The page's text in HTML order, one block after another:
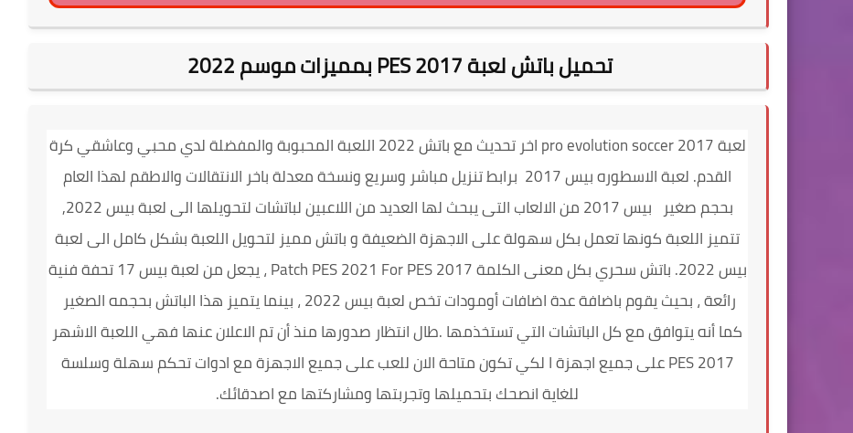
تحميل باتش لعبة PES 2017 بمميزات موسم 2022
لعبة pro evolution soccer 2017 اخر تحديث مع باتش 2022 اللعبة المحبوبة والمفضلة لدي محبي وعاشقي كرة
القدم. لعبة الاسطوره بيس 2017 برابط تنزيل مباشر وسريع ونسخة معدلة باخر الانتقالات والاطقم لهذا العام
بحجم صغير بيس 2017 من الالعاب التى يبحث لها العديد من اللاعبين لباتشات لتحويلها الى لعبة بيس 2022,
تتميز اللعبة كونها تعمل بكل سهولة على الاجهزة الضعيفة و باتش مميز لتحويل اللعبة بشكل كامل الى لعبة
بيس 2022.
باتش سحري بكل معنى الكلمة Patch PES 2021 For PES 2017 ، يجعل من لعبة بيس 17 تحفة فنية
رائعة ، بحيث يقوم باضافة عدة اضافات أومودات تخص لعبة بيس 2022 ، بينما يتميز هذا الباتش بحجمه الصغير
كما أنه يتوافق مع كل الباتشات التي تستخذمها .طال انتظار صدورها منذ أن تم الاعلان عنها فهي اللعبة الاشهر
PES 2017 على جميع اجهزة ا لكي تكون متاحة الان للعب على جميع الاجهزة مع ادوات تحكم سهلة وسلسة
للغاية انصحك بتحميلها وتجربتها ومشاركتها مع اصدقائك.